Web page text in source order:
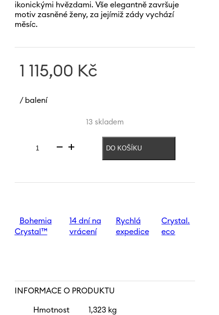
ikonickými hvězdami. Vše elegantně završuje
motiv zasněné ženy, za jejímiž zády vychází
měsíc.
1 115,00 Kč
/ balení
13 skladem
Mísa
200
množství
DO KOŠÍKU
Bohemia
Crystal™
14 dní na
vrácení
Rychlá
expedice
Crystal.
eco
INFORMACE O PRODUKTU
Hmotnost 1,323 kg